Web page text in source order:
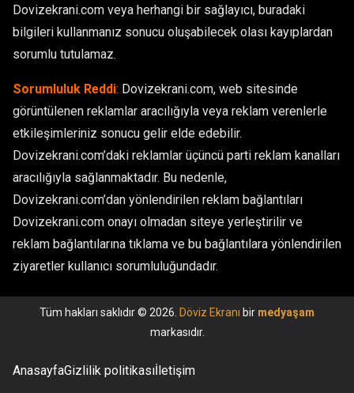
Dovizekrani.com veya herhangi bir sağlayıcı, buradaki
bilgileri kullanmanız sonucu oluşabilecek olası kayıplardan
sorumlu tutulamaz.
Sorumluluk Reddi: Dovizekrani.com, web sitesinde
görüntülenen reklamlar aracılığıyla veya reklam verenlerle
etkileşimleriniz sonucu gelir elde edebilir.
Dovizekrani.com’daki reklamlar üçüncü parti reklam kanalları
aracılığıyla sağlanmaktadır. Bu nedenle,
Dovizekrani.com’dan yönlendirilen reklam bağlantıları
Dovizekrani.com onayı olmadan siteye yerleştirilir ve
reklam bağlantılarına tıklama ve bu bağlantılara yönlendirilen
ziyaretler kullanıcı sorumluluğundadır.
Tüm hakları saklıdır © 2026. Döviz Ekranı bir medyaşam
markasıdır.
AnasayfaGizlilik politikasıİletişim